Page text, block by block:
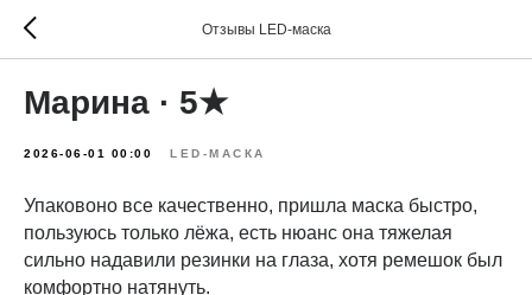
Отзывы LED-маска
Марина · 5★
2026-06-01 00:00 LED-МАСКА
Упаковоно все качественно, пришла маска быстро,
пользуюсь только лёжа, есть нюанс она тяжелая
сильно надавили резинки на глаза, хотя ремешок был
комфортно натянуть.